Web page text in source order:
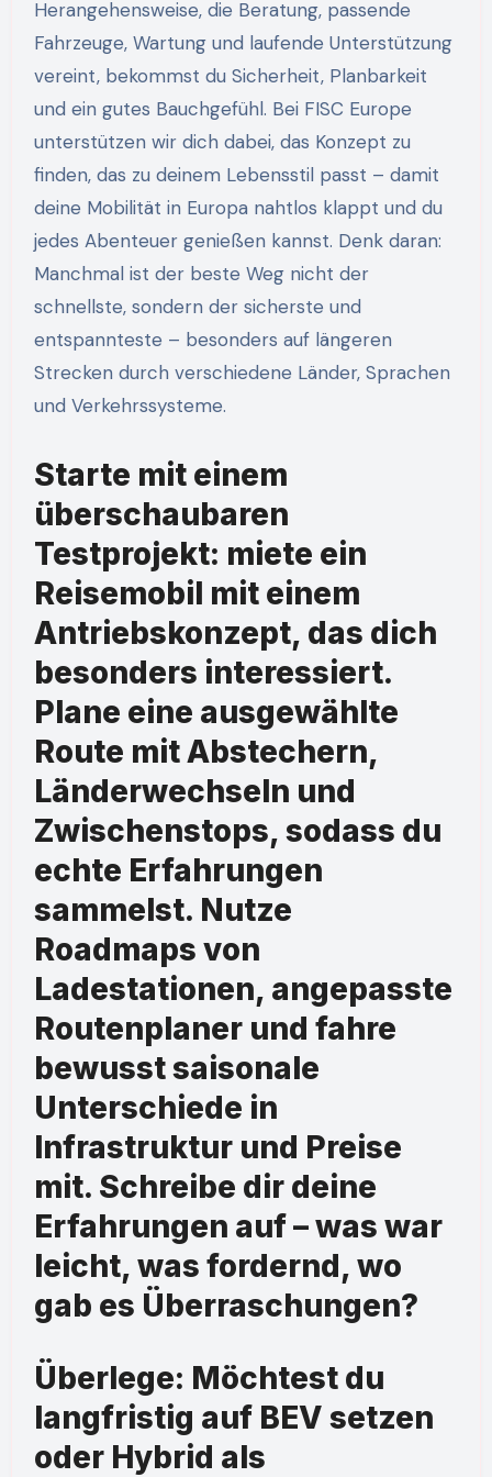
Herangehensweise, die Beratung, passende
Fahrzeuge, Wartung und laufende Unterstützung
vereint, bekommst du Sicherheit, Planbarkeit
und ein gutes Bauchgefühl. Bei FISC Europe
unterstützen wir dich dabei, das Konzept zu
finden, das zu deinem Lebensstil passt – damit
deine Mobilität in Europa nahtlos klappt und du
jedes Abenteuer genießen kannst. Denk daran:
Manchmal ist der beste Weg nicht der
schnellste, sondern der sicherste und
entspannteste – besonders auf längeren
Strecken durch verschiedene Länder, Sprachen
und Verkehrssysteme.
Starte mit einem
überschaubaren
Testprojekt: miete ein
Reisemobil mit einem
Antriebskonzept, das dich
besonders interessiert.
Plane eine ausgewählte
Route mit Abstechern,
Länderwechseln und
Zwischenstops, sodass du
echte Erfahrungen
sammelst. Nutze
Roadmaps von
Ladestationen, angepasste
Routenplaner und fahre
bewusst saisonale
Unterschiede in
Infrastruktur und Preise
mit. Schreibe dir deine
Erfahrungen auf – was war
leicht, was fordernd, wo
gab es Überraschungen?
Überlege: Möchtest du
langfristig auf BEV setzen
oder Hybrid als